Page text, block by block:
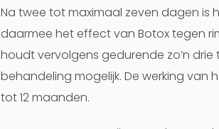
Na twee tot maximaal zeven dagen is
daarmee het effect van Botox tegen
houdt vervolgens gedurende zo’n
behandeling mogelijk. De werking van
tot 12 maanden.